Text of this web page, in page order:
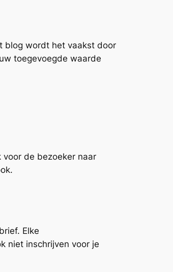
blog wordt het vaakst door
toegevoegde waarde
de bezoeker naar
Elke
niet inschrijven voor je